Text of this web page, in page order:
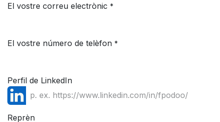
El vostre correu electrònic *
El vostre número de telèfon *
Perfil de LinkedIn
Reprèn